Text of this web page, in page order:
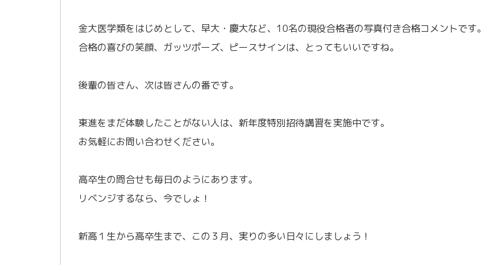
金大医学類をはじめとして、早大・慶大など、10名の現役合格者の写真付き合格コメントです。
合格の喜びの笑顔、ガッツポーズ、ピースサインは、とってもいいですね。
後輩の皆さん、次は皆さんの番です。
東進をまだ体験したことがない人は、新年度特別招待講習を実施中です。
お気軽にお問い合わせください。
高卒生の問合せも毎日のようにあります。
リベンジするなら、今でしょ！
新高１生から高卒生まで、この３月、実りの多い日々にしましょう！